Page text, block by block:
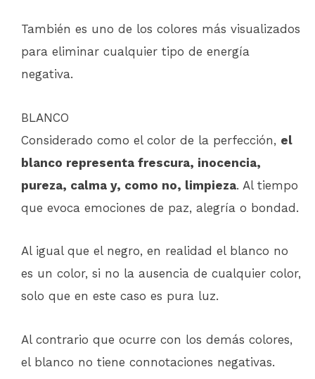
También es uno de los colores más visualizados
para eliminar cualquier tipo de energía
negativa.
BLANCO
Considerado como el color de la perfección, el
blanco representa frescura, inocencia,
pureza, calma y, como no, limpieza. Al tiempo
que evoca emociones de paz, alegría o bondad.
Al igual que el negro, en realidad el blanco no
es un color, si no la ausencia de cualquier color,
solo que en este caso es pura luz.
Al contrario que ocurre con los demás colores,
el blanco no tiene connotaciones negativas.